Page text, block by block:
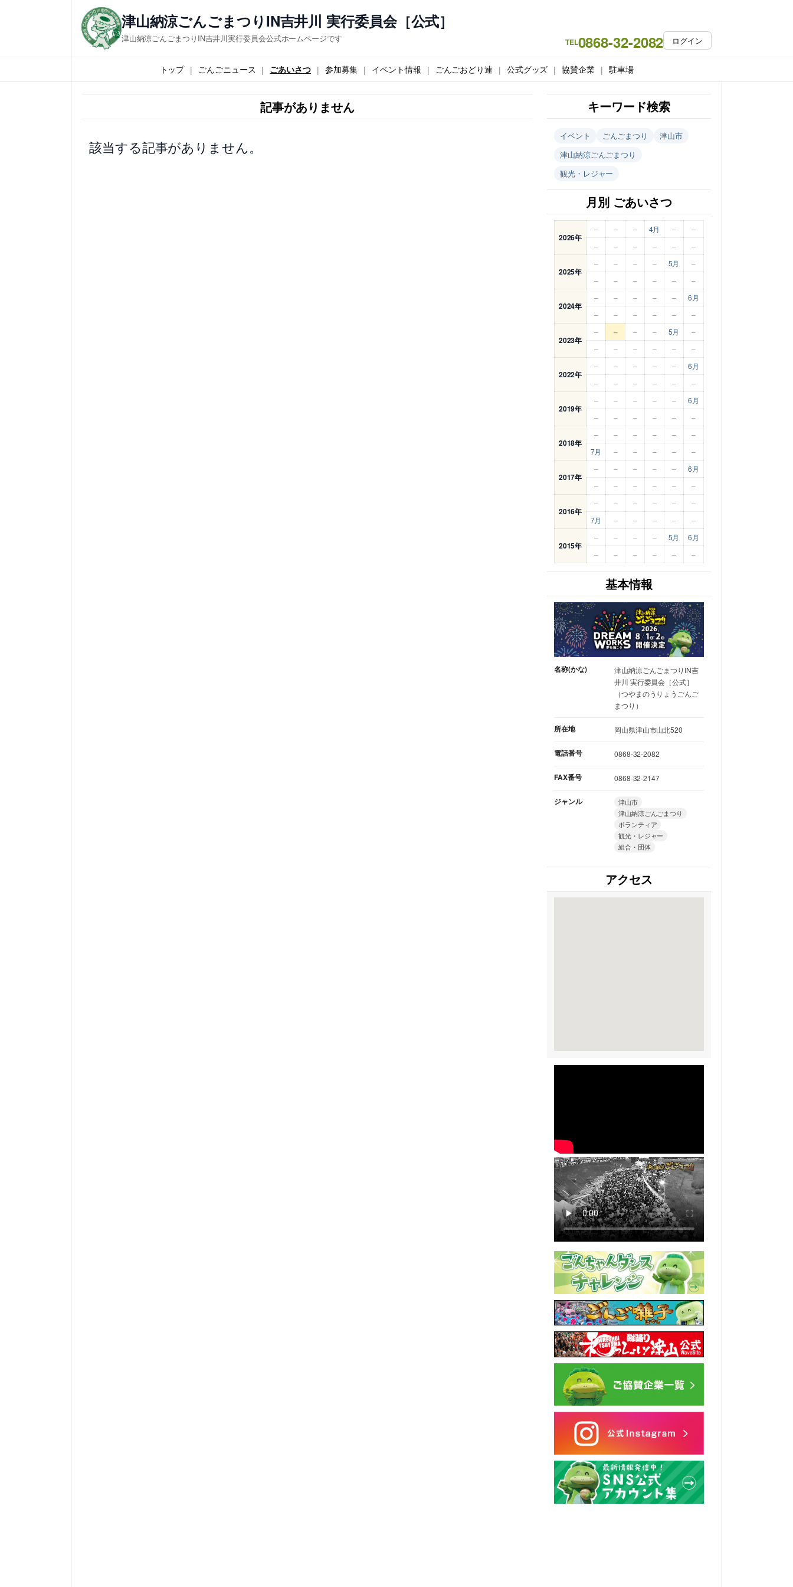
ス
キ
津山納涼ごんごまつりIN吉井川 実行委員会［公式］
津山納涼ごんごまつりIN吉井川実行委員会公式ホームページです TEL0868-32-2082 ログイン
トップ ごんごニュース ごあいさつ 参加募集 イベント情報 ごんごおどり連 公式グッズ 協賛企業 駐車場
記事がありません
該当する記事がありません。
キーワード検索
イベント ごんごまつり
津山市
津山納涼ごんごまつり
観光・レジャー
月別 ごあいさつ
2026年
– – – 4月 –
–
–
– – – – –
2025年
– – – – 5月
–
–
– – – – –
2024年
– – – – –
6月
–
– – – – –
2023年
– – – – 5月
–
–
– – – – –
2022年
– – – – –
6月
–
– – – – –
2019年
– – – – –
6月
–
– – – – –
2018年
– – – – –
–
7月
– – – – –
2017年
– – – – –
6月
–
– – – – –
2016年
– – – – –
–
7月
– – – – –
2015年
– – – – 5月
6月
–
– – – – –
基本情報
名称(かな)
津山納涼ごんごまつりIN吉
井川 実行委員会［公式］
（つやまのうりょうごんご
まつり）
所在地 岡山県津山市山北520
電話番号 0868-32-2082
FAX番号 0868-32-2147
ジャンル
津山市
津山納涼ごんごまつり
ボランティア
観光・レジャー
組合・団体
アクセス